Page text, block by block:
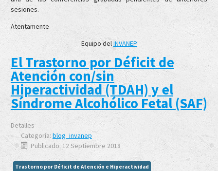
sesiones.
Atentamente
Equipo delINVANEP
El Trastorno por Déficit de
Atención con/sin
Hiperactividad (TDAH) y el
Síndrome Alcohólico Fetal (SAF)
Detalles
Categoría: blog_invanep
Publicado: 12 Septiembre 2018
Trastorno por Déficit de Atención e Hiperactividad